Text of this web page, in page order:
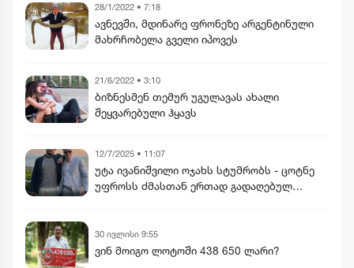
28/1/2022 • 7:18
ავნევში, მდინარე ფრონეზე არგენტინული
მახრჩობელა გველი იპოვეს
21/6/2022 • 3:10
ბიზნესმენ თემურ უგულავას ახალი
შეყვარებული ჰყავს
12/7/2025 • 11:07
უტა ივანიშვილი ოჯახს სტუმრობს - ცოტნე
უფროსს ძმასთან ერთად გადაღებულ
30 ივლისი 9:55
ვინ მოიგო ლოტოში 438 650 ლარი?